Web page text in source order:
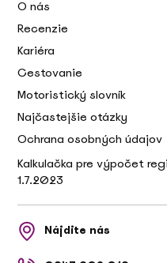
O nás
Recenzie
Kariéra
Cestovanie
Motoristický slovník
Najčastejšie otázky
Ochrana osobných údajov
Kalkulačka pre výpočet
1.7.2023
Nájdite nás